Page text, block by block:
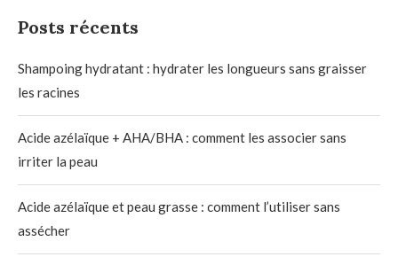
Posts récents
Shampoing hydratant : hydrater les longueurs sans graisser
les racines
Acide azélaïque + AHA/BHA : comment les associer sans
irriter la peau
Acide azélaïque et peau grasse : comment l’utiliser sans
assécher